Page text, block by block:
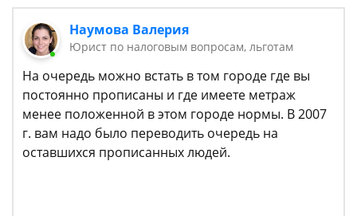
Наумова Валерия
Юрист по налоговым вопросам, льготам
На очередь можно встать в том городе где вы
постоянно прописаны и где имеете метраж
менее положенной в этом городе нормы. В 2007
г. вам надо было переводить очередь на
оставшихся прописанных людей.